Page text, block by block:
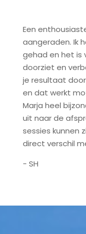
Een
aangeraden. Ik
gehad en het is
doorziet en
je resultaat
en dat werkt
Marja heel
uit naar de
sessies kunnen
direct verschil
- SH